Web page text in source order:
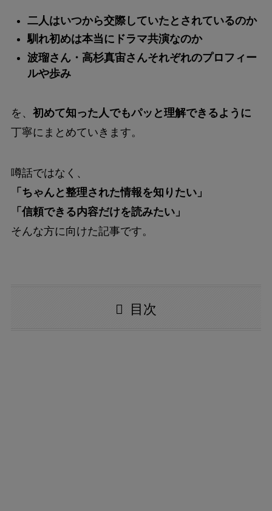
二人はいつから交際していたとされているのか
馴れ初めは本当にドラマ共演なのか
波瑠さん・高杉真宙さんそれぞれのプロフィー
ルや歩み
を、 初めて知った人でもパッと理解できるように
丁寧にまとめていきます。
噂話ではなく、
「ちゃんと整理された情報を知りたい」
「信頼できる内容だけを読みたい」
そんな方に向けた記事です。
目次